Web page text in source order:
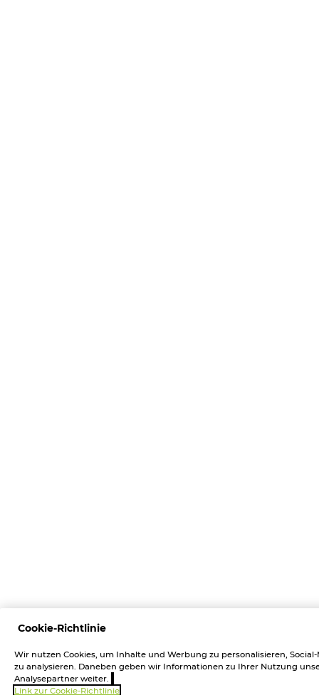
Cookie-Richtlinie
Wir nutzen Cookies, um Inhalte und Werbung zu personalisieren,
zu analysieren. Daneben geben wir Informationen zu Ihrer Nutzung
Analysepartner weiter.
Link zur Cookie-Richtlinie